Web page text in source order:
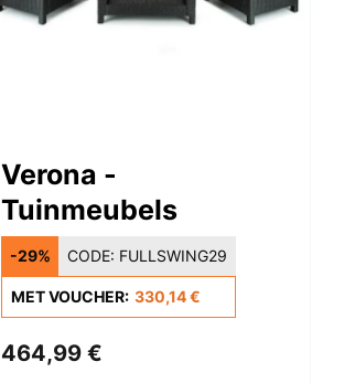
Verona -
Tuinmeubels
-29% CODE: FULLSWING29
MET VOUCHER: 330,14 €
464,99 €